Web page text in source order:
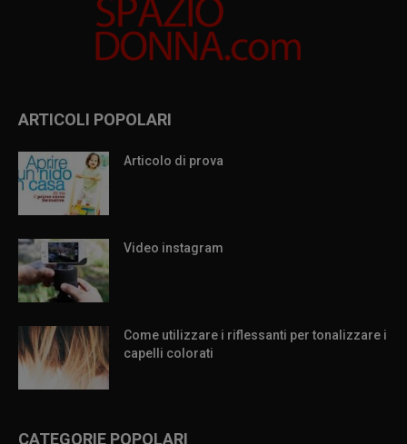
ARTICOLI POPOLARI
Articolo di prova
Video instagram
Come utilizzare i riflessanti per tonalizzare i
capelli colorati
CATEGORIE POPOLARI